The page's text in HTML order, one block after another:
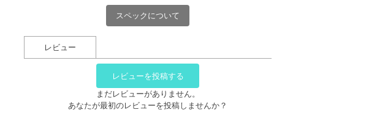
スペックについて
レビュー
レビューを投稿する
まだレビューがありません。
あなたが最初のレビューを投稿しませんか？